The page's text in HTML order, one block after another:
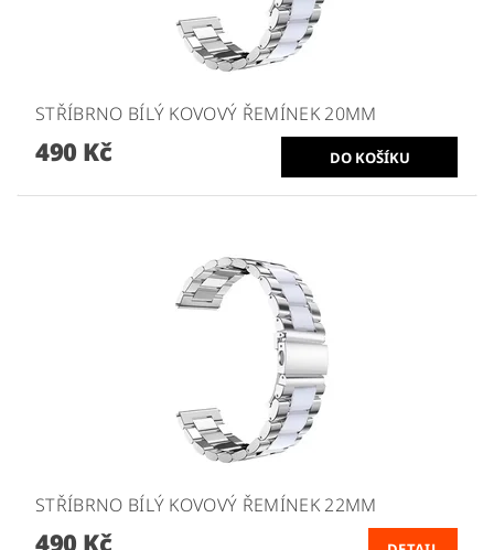
STŘÍBRNO BÍLÝ KOVOVÝ ŘEMÍNEK 20MM
490 Kč
STŘÍBRNO BÍLÝ KOVOVÝ ŘEMÍNEK 22MM
490 Kč